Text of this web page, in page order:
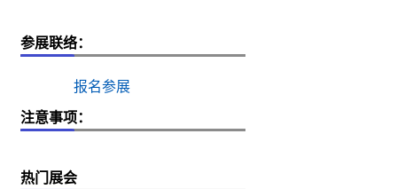
参展联络：
报名参展
注意事项：
热门展会